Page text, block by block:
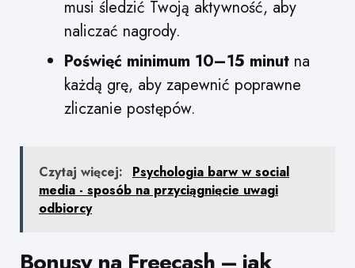
musi śledzić Twoją aktywność, aby
naliczać nagrody.
Poświęć minimum 10–15 minut na
każdą grę, aby zapewnić poprawne
zliczanie postępów.
Czytaj więcej:
Psychologia barw w social
media - sposób na przyciągnięcie uwagi
odbiorcy